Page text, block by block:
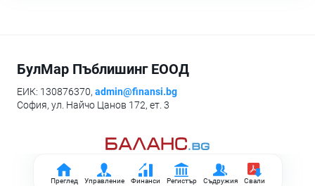
Преглед Управление Финанси Регистър Съдружия Свали
БулМар Пъблишинг ЕООД
ЕИК: 130876370, admin@finansi.bg
София, ул. Найчо Цанов 172, ет. 3